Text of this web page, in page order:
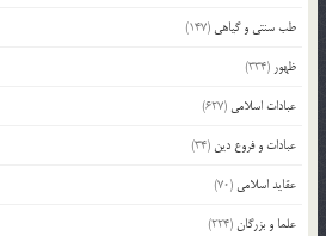
طب سنتی و گیاهی (147)
ظهور (334)
عبادات اسلامی (627)
عبادات و فروع دین (34)
عقاید اسلامی (70)
علما و بزرگان(224)